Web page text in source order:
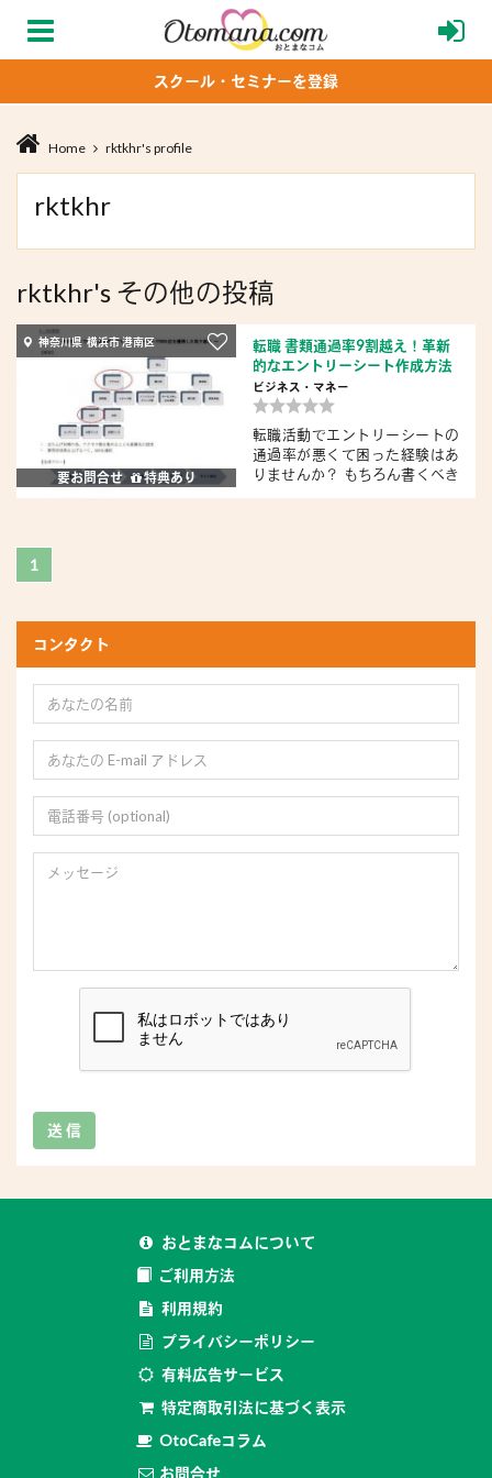
スクール・セミナーを登録
Home rktkhr's profile
rktkhr
rktkhr's その他の投稿
神奈川県 横浜市 港南区
要お問合せ 特典あり
転職 書類通過率9割越え！革新
的なエントリーシート作成方法
ビジネス・マネー
転職活動でエントリーシートの
通過率が悪くて困った経験はあ
りませんか？ もちろん書くべき
1
コンタクト
送 信
おとまなコムについて
ご利用方法
利用規約
プライバシーポリシー
有料広告サービス
特定商取引法に基づく表示
OtoCafeコラム
お問合せ